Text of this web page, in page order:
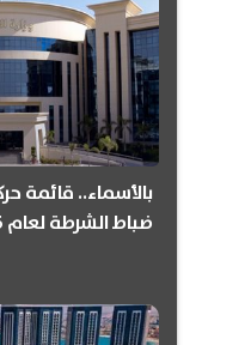
بالأسماء.. قائمة
ضباط الشرطة لعام 2026 (إنفوجراف)